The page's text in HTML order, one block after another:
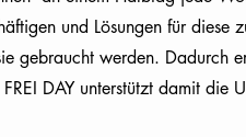
und Lösungen für diese
gebraucht werden. Dadurch
FREI DAY unterstützt damit die